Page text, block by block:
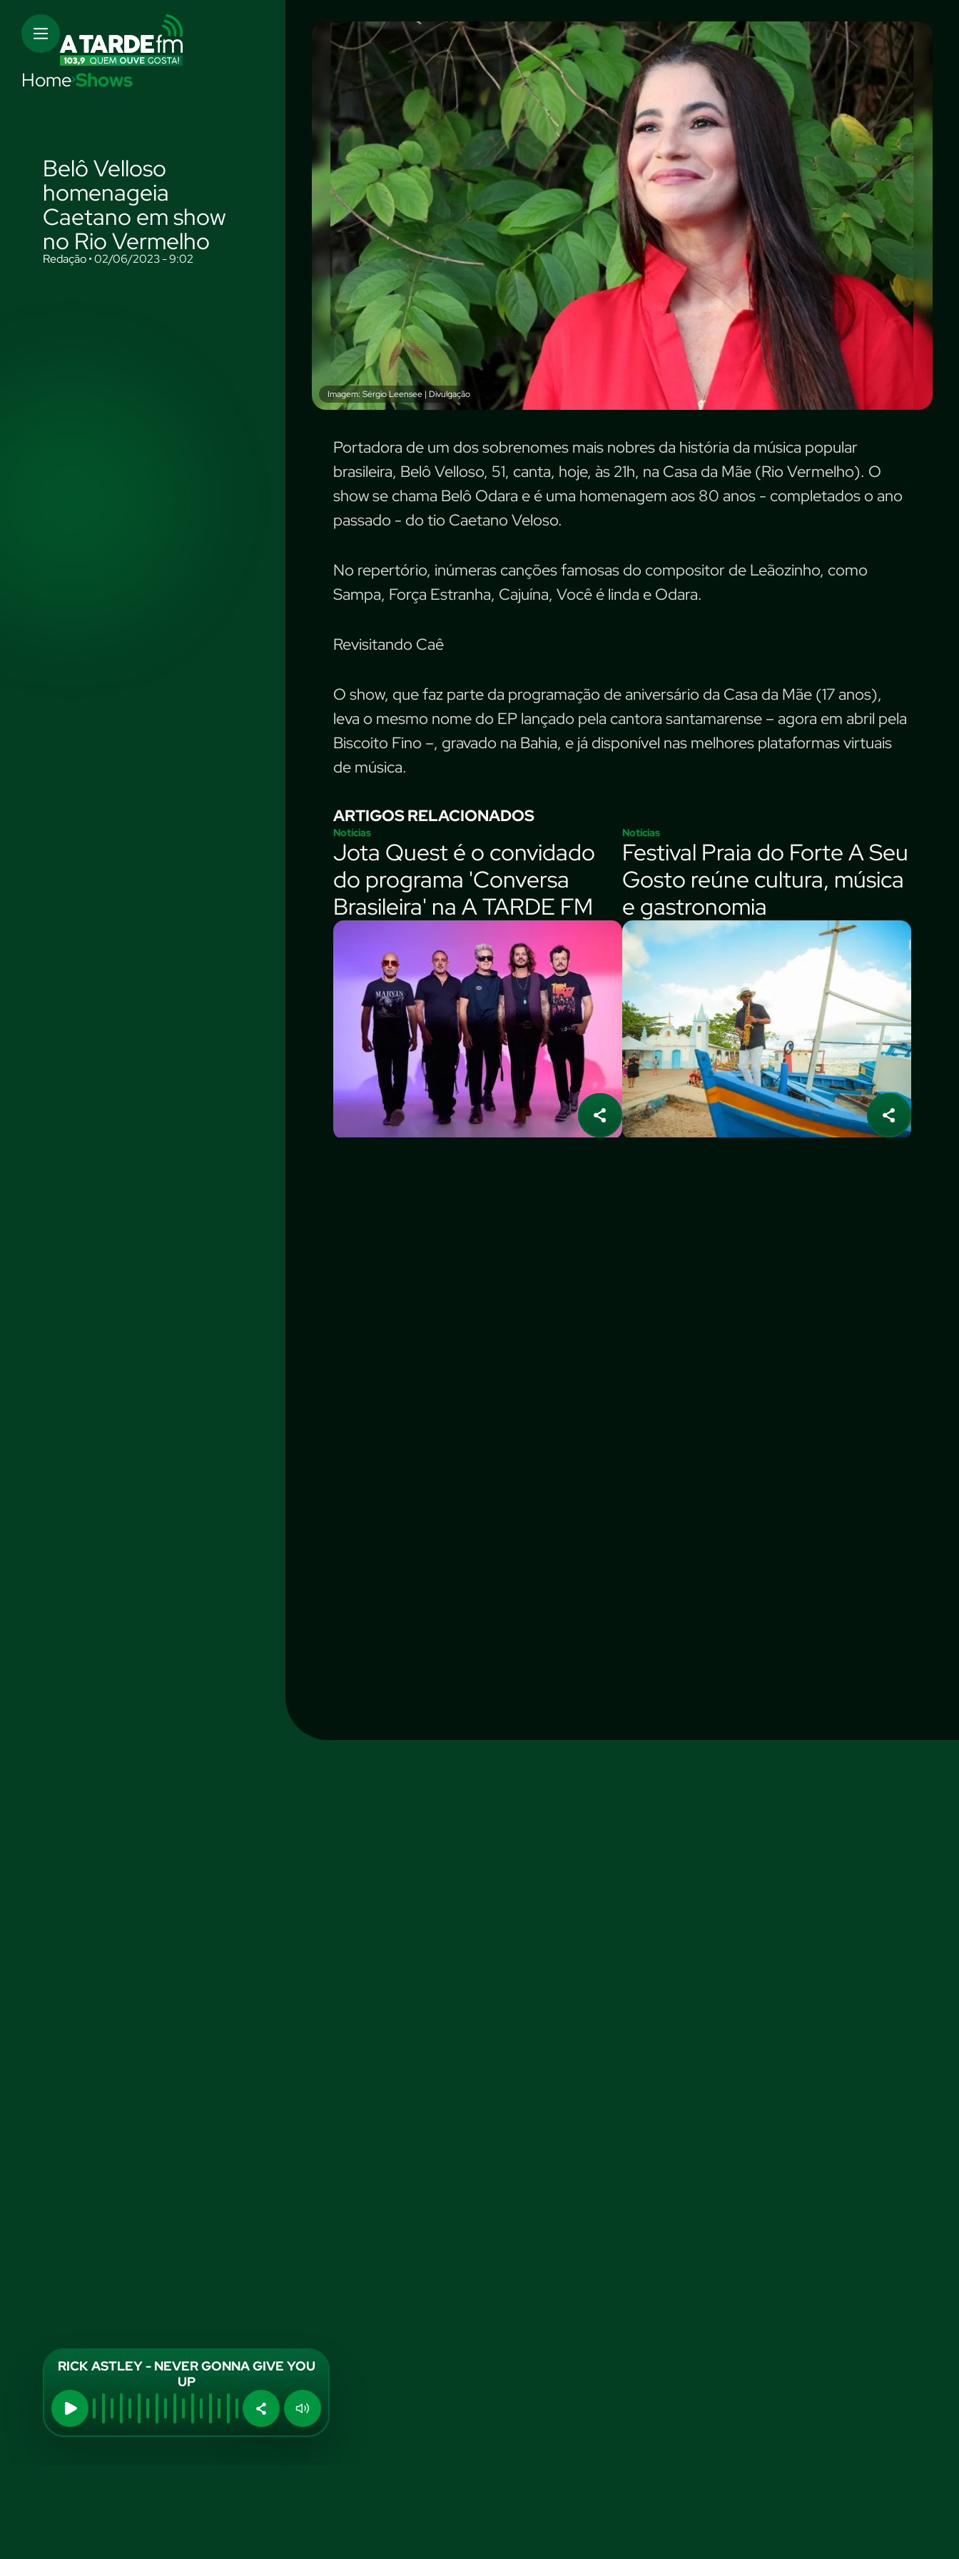
RICK ASTLEY - NEVER GONNA GIVE YOU
UP
HomeShows
Belô Velloso
homenageia
Caetano em show
no Rio Vermelho
Redação • 02/06/2023 - 9:02
Imagem: Sérgio Leensee | Divulgação
Portadora de um dos sobrenomes mais nobres da história da música popular
brasileira, Belô Velloso, 51, canta, hoje, às 21h, na Casa da Mãe (Rio Vermelho). O
show se chama Belô Odara e é uma homenagem aos 80 anos - completados o ano
passado - do tio Caetano Veloso.
No repertório, inúmeras canções famosas do compositor de Leãozinho, como
Sampa, Força Estranha, Cajuína, Você é linda e Odara.
Revisitando Caê
O show, que faz parte da programação de aniversário da Casa da Mãe (17 anos),
leva o mesmo nome do EP lançado pela cantora santamarense – agora em abril pela
Biscoito Fino –, gravado na Bahia, e já disponível nas melhores plataformas virtuais
de música.
ARTIGOS RELACIONADOS
Notícias
Jota Quest é o convidado
do programa 'Conversa
Brasileira' na A TARDE FM
Notícias
Festival Praia do Forte A Seu
Gosto reúne cultura, música
e gastronomia